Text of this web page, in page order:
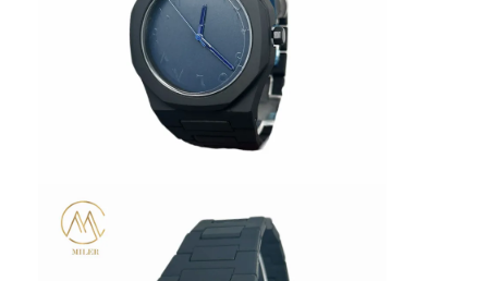
Reloj de cuero con correa de cuarzo
Reloj con correa de acero inoxidable